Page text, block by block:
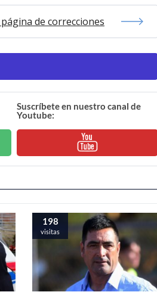
de correcciones
Suscríbete en nuestro canal de
Youtube:
198
visitas